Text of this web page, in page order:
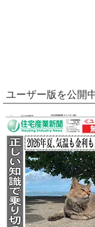
ユーザー版を公開